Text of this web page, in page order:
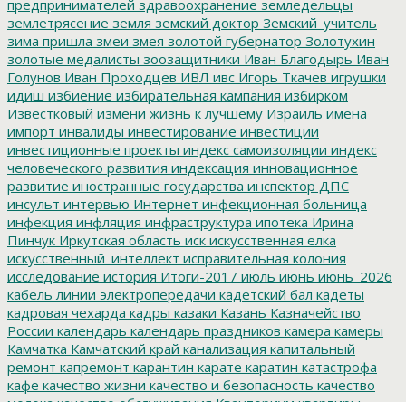
предпринимателей здравоохранение земледельцы
землетрясение земля земский доктор Земский_учитель
зима пришла змеи змея золотой губернатор Золотухин
золотые медалисты зоозащитники Иван Благодырь Иван
Голунов Иван Проходцев ИВЛ ивс Игорь Ткачев игрушки
идиш избиение избирательная кампания избирком
Известковый измени жизнь к лучшему Израиль имена
импорт инвалиды инвестирование инвестиции
инвестиционные проекты индекс самоизоляции индекс
человеческого развития индексация инновационное
развитие иностранные государства инспектор ДПС
инсульт интервью Интернет инфекционная больница
инфекция инфляция инфраструктура ипотека Ирина
Пинчук Иркутская область иск искусственная елка
искусственный_интеллект исправительная колония
исследование история Итоги-2017 июль июнь июнь_2026
кабель линии электропередачи кадетский бал кадеты
кадровая чехарда кадры казаки Казань Казначейство
России календарь календарь праздников камера камеры
Камчатка Камчатский край канализация капитальный
ремонт капремонт карантин карате каратин катастрофа
кафе качество жизни качество и безопасность качество